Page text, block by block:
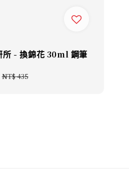
所 - 換錦花 30ml 鋼筆
Regular
NT$ 435